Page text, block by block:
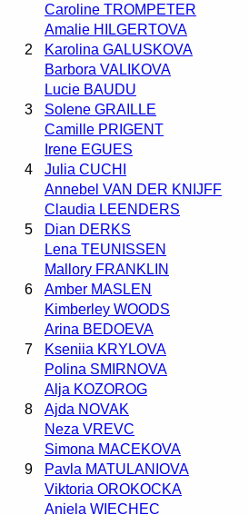
Caroline TROMPETER
2
Amalie HILGERTOVA
Karolina GALUSKOVA
Barbora VALIKOVA
3
Lucie BAUDU
Solene GRAILLE
Camille PRIGENT
4
Irene EGUES
Julia CUCHI
Annebel VAN DER KNIJFF
5
Claudia LEENDERS
Dian DERKS
Lena TEUNISSEN
6
Mallory FRANKLIN
Amber MASLEN
Kimberley WOODS
7
Arina BEDOEVA
Kseniia KRYLOVA
Polina SMIRNOVA
8
Alja KOZOROG
Ajda NOVAK
Neza VREVC
9
Simona MACEKOVA
Pavla MATULANIOVA
Viktoria OROKOCKA
Aniela WIECHEC